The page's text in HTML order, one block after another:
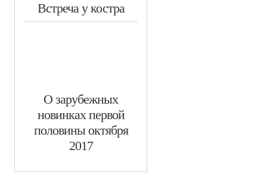
​Встреча у костра
​О зарубежных
новинках первой
половины октября
2017